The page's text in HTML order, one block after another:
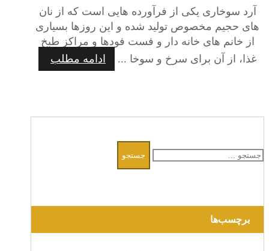
آرد سوخاری یکی از فرآورده هایی است که از نان
های حجیم مخصوص تولید شده و این روزها بسیاری
از خانم های خانه دار و فست فودها و مراکز طبخ
غذا، از آن برای سرخ و سوخا ...
ادامه مطلب
برای:
برچسب‌ها